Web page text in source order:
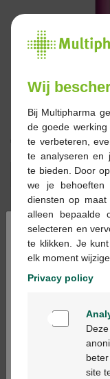
€ 12,90
Voorraad
Op
werkdag
levering in
levering
Klantendienst
Ga
Wij
Bij Multipharma
de goede
te verbeteren,
te analyseren en
te bieden. Door
we je behoeften
diensten op
alleen bepaalde
selecteren en
te klikken. Je
elk moment
Privacy policy
site